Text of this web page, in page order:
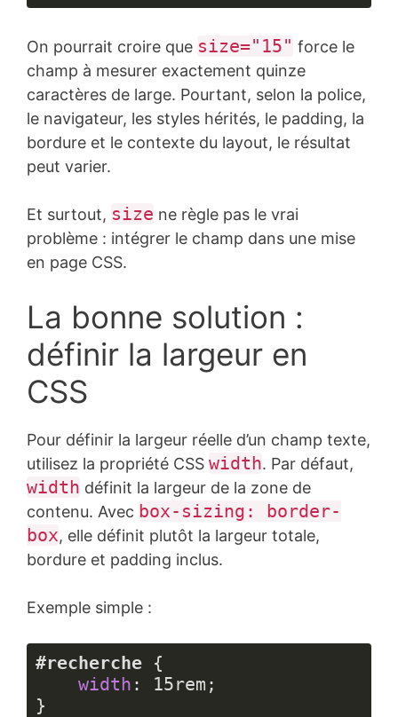
code :
HTML,
XML
(xml)
On pourrait croire que size="15" force le
champ à mesurer exactement quinze
caractères de large. Pourtant, selon la police,
le navigateur, les styles hérités, le padding, la
bordure et le contexte du layout, le résultat
peut varier.
Et surtout, size ne règle pas le vrai
problème : intégrer le champ dans une mise
en page CSS.
La bonne solution :
définir la largeur en
CSS
Pour définir la largeur réelle d’un champ texte,
utilisez la propriété CSS width. Par défaut,
width définit la largeur de la zone de
contenu. Avec box-sizing: border-
box, elle définit plutôt la largeur totale,
bordure et padding inclus.
Exemple simple :
#recherche {
width : 15rem ;
}